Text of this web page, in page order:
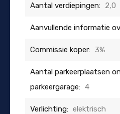
Aantal verdiepingen: 2,0
Aanvullende informatie
Commissie koper: 3%
Aantal parkeerplaatsen
parkeergarage: 4
Verlichting: elektrisch